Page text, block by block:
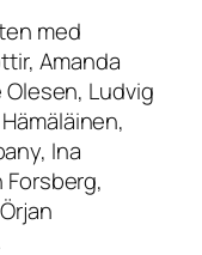
med
Amanda
Ludvig
Ina